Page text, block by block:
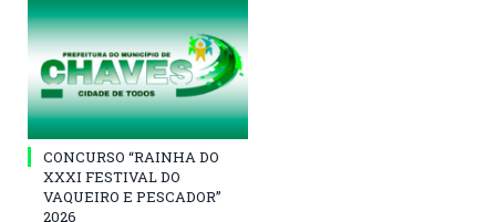
CONCURSO “RAINHA DO
XXXI FESTIVAL DO
VAQUEIRO E PESCADOR”
2026